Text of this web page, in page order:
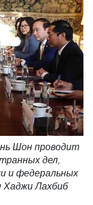
Шон проводит
дел,
и федеральных
Хаджи Лахбиб